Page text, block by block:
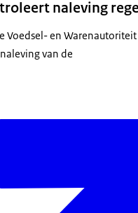
naleving
Voedsel- en Warenautoriteit
van de